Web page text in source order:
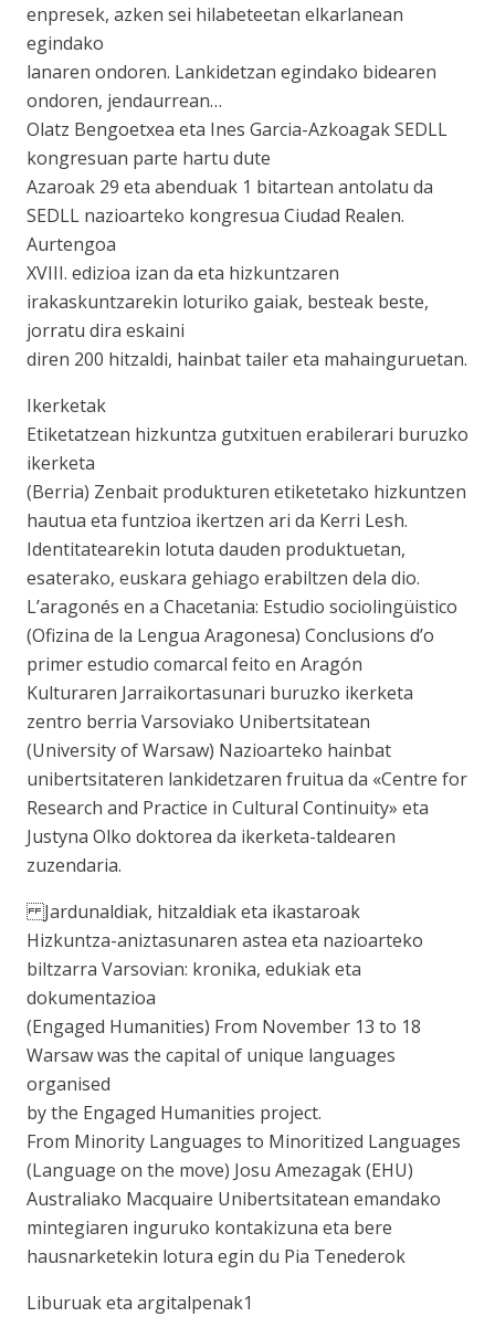
enpresek, azken sei hilabeteetan elkarlanean
egindako
lanaren ondoren. Lankidetzan egindako bidearen
ondoren, jendaurrean…
Olatz Bengoetxea eta Ines Garcia-Azkoagak SEDLL
kongresuan parte hartu dute
Azaroak 29 eta abenduak 1 bitartean antolatu da
SEDLL nazioarteko kongresua Ciudad Realen.
Aurtengoa
XVIII. edizioa izan da eta hizkuntzaren
irakaskuntzarekin loturiko gaiak, besteak beste,
jorratu dira eskaini
diren 200 hitzaldi, hainbat tailer eta mahainguruetan.
Ikerketak
Etiketatzean hizkuntza gutxituen erabilerari buruzko
ikerketa
(Berria) Zenbait produkturen etiketetako hizkuntzen
hautua eta funtzioa ikertzen ari da Kerri Lesh.
Identitatearekin lotuta dauden produktuetan,
esaterako, euskara gehiago erabiltzen dela dio.
L’aragonés en a Chacetania: Estudio sociolingüistico
(Ofizina de la Lengua Aragonesa) Conclusions d’o
primer estudio comarcal feito en Aragón
Kulturaren Jarraikortasunari buruzko ikerketa
zentro berria Varsoviako Unibertsitatean
(University of Warsaw) Nazioarteko hainbat
unibertsitateren lankidetzaren fruitua da «Centre for
Research and Practice in Cultural Continuity» eta
Justyna Olko doktorea da ikerketa-taldearen
zuzendaria.
Jardunaldiak, hitzaldiak eta ikastaroak
Hizkuntza-aniztasunaren astea eta nazioarteko
biltzarra Varsovian: kronika, edukiak eta
dokumentazioa
(Engaged Humanities) From November 13 to 18
Warsaw was the capital of unique languages
organised
by the Engaged Humanities project.
From Minority Languages to Minoritized Languages
(Language on the move) Josu Amezagak (EHU)
Australiako Macquaire Unibertsitatean emandako
mintegiaren inguruko kontakizuna eta bere
hausnarketekin lotura egin du Pia Tenederok
Liburuak eta argitalpenak1